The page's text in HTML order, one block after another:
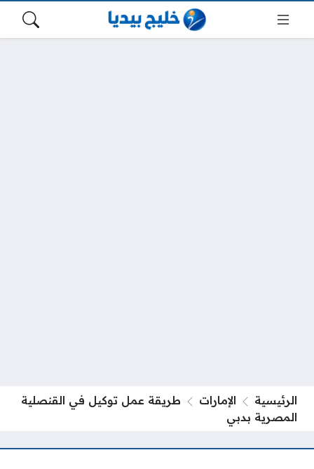
الرئيسية الإمارات
طريقة عمل توكيل في القنصلية
المصرية بدبي